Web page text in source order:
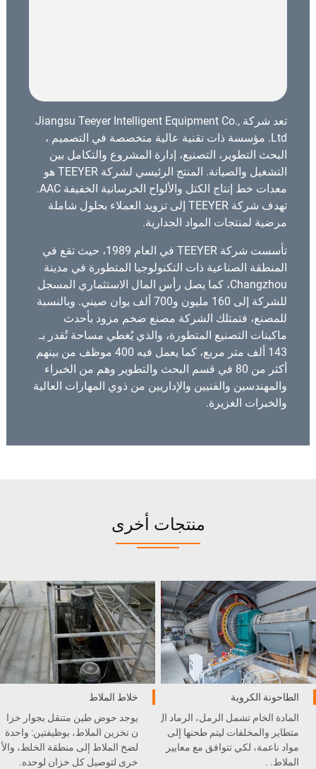
تعد شركة Jiangsu Teeyer Intelligent Equipment Co.,
Ltd. مؤسسة ذات تقنية عالية متخصصة في التصميم ،
البحث التطوير، التصنيع، إدارة المشروع والتكامل بين
التشغيل والصيانة. المنتج الرئيسي لشركة TEEYER هو
معدات خط إنتاج الكتل والألواح الخرسانية الخفيفة AAC.
تهدف شركة TEEYER إلى تزويد العملاء بحلول شاملة
مرضية لمنتجات المواد الجدارية.
تأسست شركة TEEYER في العام 1989، حيث تقع في
المنطقة الصناعية ذات التكنولوجيا المتطورة في مدينة
Changzhou، كما يصل رأس المال الاستثماري المسجل
للشركة إلى 160 مليون و700 ألف يوان صيني. وبالنسبة
للمصنع، فتمتلك الشركة مصنع ضخم مزود بأحدث
ماكينات التصنيع المتطورة، والذي يُغطي مساحة تُقدر بـ
143 ألف متر مربع، كما يعمل فيه 400 موظف من بينهم
أكثر من 80 في قسم البحث والتطوير وهم من الخبراء
والمهندسين والفنيين والإداريين من ذوي المهارات العالية
والخبرات الغزيرة.
منتجات أخرى
الطاحونة الكروية
المادة الخام تشمل الرمل، الرماد ال
متطاير والمخلفات ليتم طحنها إلى
مواد ناعمة، لكي تتوافق مع معايير
الملاط. .
خلاط الملاط
يوجد حوض طين متنقل بجوار خزا
ن تخزين الملاط، بوظيفتين: واحدة
لضخ الملاط إلى منطقة الخلط، والأ
خرى لتوصيل كل خزان لوحده.